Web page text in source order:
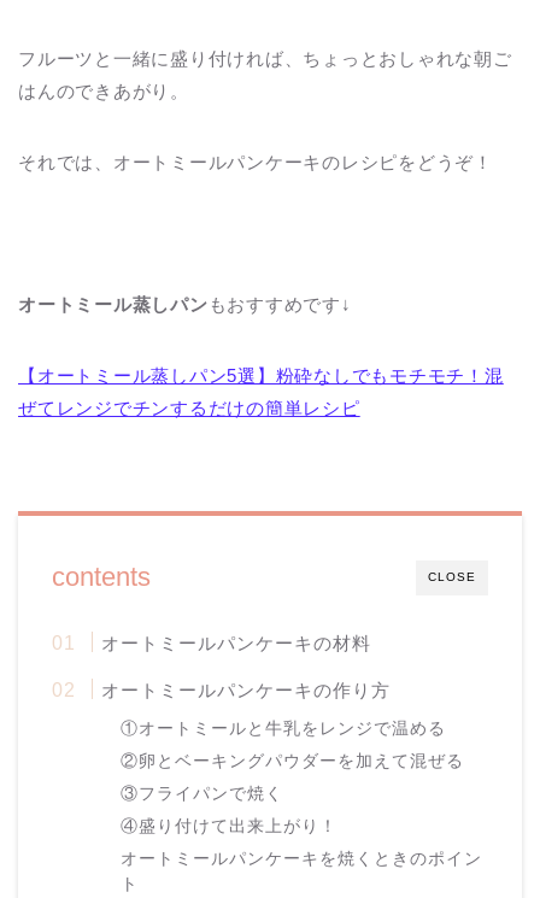
フルーツと一緒に盛り付ければ、ちょっとおしゃれな朝ご
はんのできあがり。
それでは、オートミールパンケーキのレシピをどうぞ！
オートミール蒸しパン もおすすめです↓
【オートミール蒸しパン5選】粉砕なしでもモチモチ！混
ぜてレンジでチンするだけの簡単レシピ
CLOSE
contents
オートミールパンケーキの材料
オートミールパンケーキの作り方
①オートミールと牛乳をレンジで温める
②卵とベーキングパウダーを加えて混ぜる
③フライパンで焼く
④盛り付けて出来上がり！
オートミールパンケーキを焼くときのポイン
ト